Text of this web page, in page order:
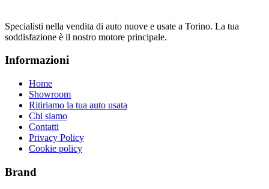
Specialisti nella vendita di auto nuove e usate a Torino. La tua
soddisfazione è il nostro motore principale.
Informazioni
Home
Showroom
Ritiriamo la tua auto usata
Chi siamo
Contatti
Privacy Policy
Cookie policy
Brand